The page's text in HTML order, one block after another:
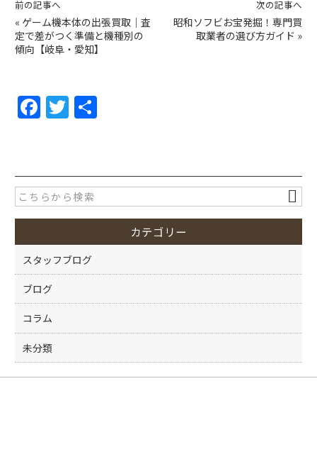
前の記事へ
« ゲーム機本体の出張買取｜査
定で差がつく準備と機種別の
傾向【岐阜・愛知】
次の記事へ
昭和ソフビお宝発掘！専門買
取業者の選び方ガイド »
F
e
b
o
o
k
T
er
カテゴリー
スタッフブログ
ブログ
コラム
未分類